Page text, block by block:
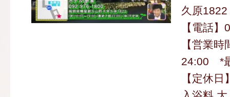
久原1822
【電話
【営業
24:00 *
【定休